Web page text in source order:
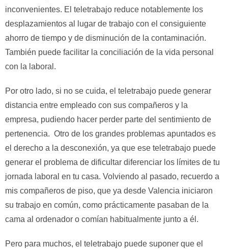
inconvenientes. El teletrabajo reduce notablemente los
desplazamientos al lugar de trabajo con el consiguiente
ahorro de tiempo y de disminución de la contaminación.
También puede facilitar la conciliación de la vida personal
con la laboral.
Por otro lado, si no se cuida, el teletrabajo puede generar
distancia entre empleado con sus compañeros y la
empresa, pudiendo hacer perder parte del sentimiento de
pertenencia. Otro de los grandes problemas apuntados es
el derecho a la desconexión, ya que ese teletrabajo puede
generar el problema de dificultar diferenciar los límites de tu
jornada laboral en tu casa. Volviendo al pasado, recuerdo a
mis compañeros de piso, que ya desde Valencia iniciaron
su trabajo en común, como prácticamente pasaban de la
cama al ordenador o comían habitualmente junto a él.
Pero para muchos, el teletrabajo puede suponer que el